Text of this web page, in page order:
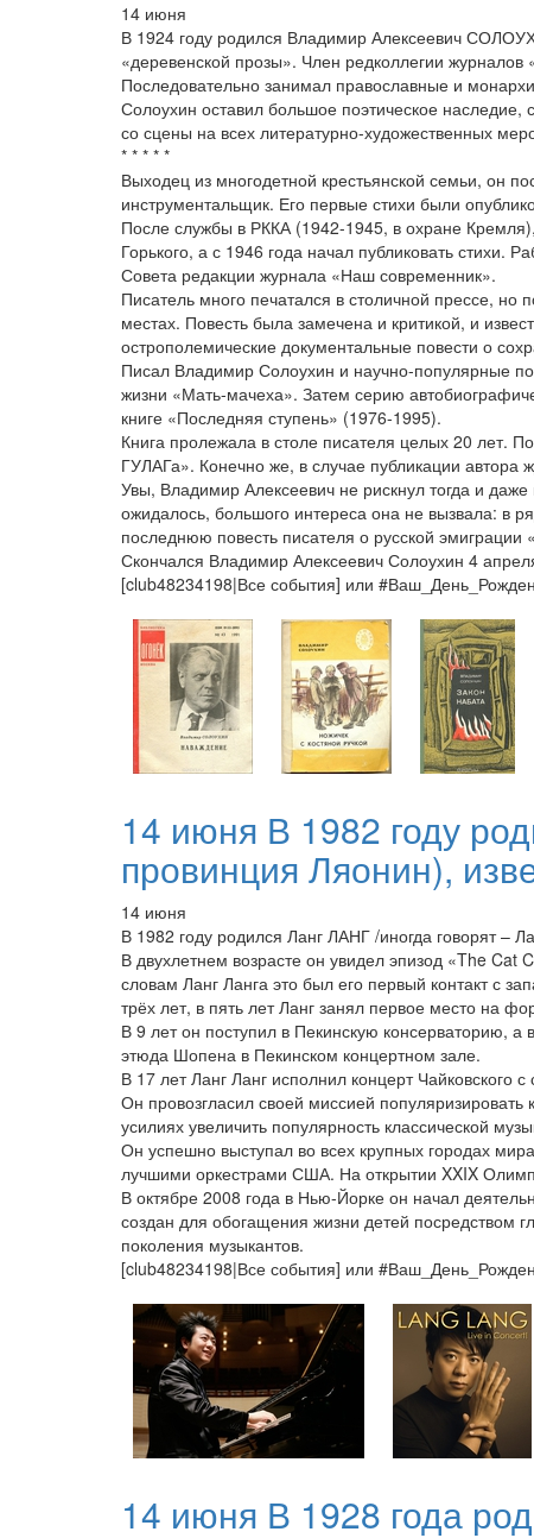
14 июня
В 1924 году родился Владимир Алексеевич
«деревенской прозы». Член редколлегии
Последовательно занимал православные и
Солоухин оставил большое поэтическое
со сцены на всех литературно-художественных
* * * * *
Выходец из многодетной крестьянской семьи, он
инструментальщик. Его первые стихи были
После службы в РККА (1942-1945, в охране
Горького, а с 1946 года начал публиковать
Совета редакции журнала «Наш современник».
Писатель много печатался в столичной прессе,
местах. Повесть была замечена и критикой, и
острополемические документальные повести о
Писал Владимир Солоухин и научно-популярные
жизни «Мать-мачеха». Затем серию
книге «Последняя ступень» (1976-1995).
Книга пролежала в столе писателя целых 20 лет.
ГУЛАГа». Конечно же, в случае публикации автора
Увы, Владимир Алексеевич не рискнул тогда и
ожидалось, большого интереса она не вызвала: в
последнюю повесть писателя о русской эмиграции
Скончался Владимир Алексеевич Солоухин 4
[club48234198|Все события] или
14 июня В 1982 году
провинция Ляонин),
14 июня
В 1982 году родился Ланг ЛАНГ /иногда говорят –
В двухлетнем возрасте он увидел эпизод «The
словам Ланг Ланга это был его первый контакт с
трёх лет, в пять лет Ланг занял первое место на
В 9 лет он поступил в Пекинскую консерваторию,
этюда Шопена в Пекинском концертном зале.
В 17 лет Ланг Ланг исполнил концерт
Он провозгласил своей миссией
усилиях увеличить популярность классической
Он успешно выступал во всех крупных городах
лучшими оркестрами США. На открытии XXIX
В октябре 2008 года в Нью-Йорке он начал
создан для обогащения жизни детей посредством
поколения музыкантов.
[club48234198|Все события] или
14 июня В 1928 года